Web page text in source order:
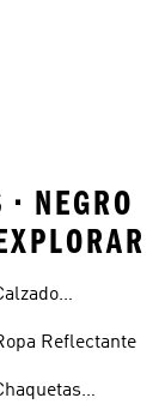
NEGRO
Reflectante